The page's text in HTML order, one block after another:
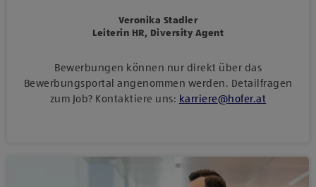
Veronika Stadler
Leiterin HR, Diversity Agent
Bewerbungen können nur direkt über das
Bewerbungsportal angenommen werden. Detailfragen
zum Job? Kontaktiere uns: karriere@hofer.at